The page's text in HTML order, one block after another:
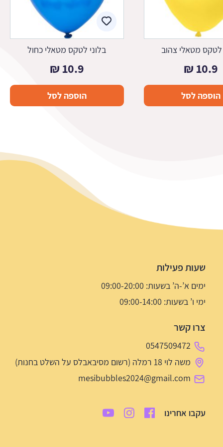
לטקס מטאלי צהוב
10.9
₪
הוספה לסל
בלוני לטקס מטאלי כחול
10.9
₪
הוספה לסל
שעות פעילות
ימים א’-ה’ בשעות: 09:00-20:00
ימי ו’ בשעות: 09:00-14:00
צרו קשר
0547509472
משה לוי 18 רמלה (רשום מסיבאבלס על השלט בחנות)
mesibubbles2024@gmail.com
עקבו אחרינו